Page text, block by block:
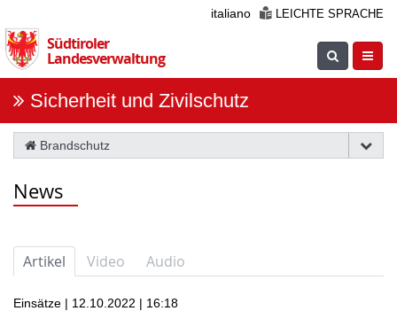
Sie
die
Navigation
italiano LEICHTE SPRACHE
Südtiroler
Landesverwaltung
Suche
Sicherheit und Zivilschutz
Brandschutz
News
Artikel Video Audio
Einsätze | 12.10.2022 | 16:18